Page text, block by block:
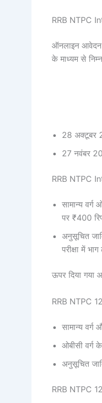
RRB NTPC
ऑनलाइन आवेदन
के माध्यम से
28 अक्टूबर
27 नवंबर
RRB NTPC
सामान्य
पर ₹400
अनुसूचित
परीक्षा में
ऊपर दिया गया
RRB NTPC
सामान्य वर्ग
ओबीसी वर्ग
अनुसूचित
RRB NTPC